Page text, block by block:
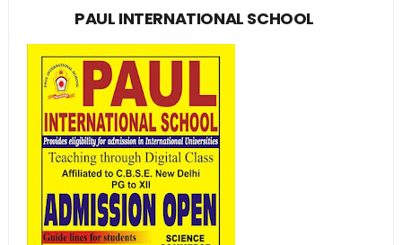
PAUL INTERNATIONAL SCHOOL